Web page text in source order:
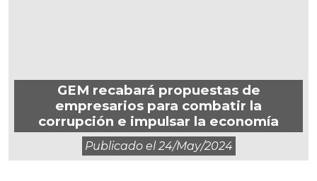
GEM recabará propuestas de
empresarios para combatir la
corrupción e impulsar la economía
Publicado el24/may/2024